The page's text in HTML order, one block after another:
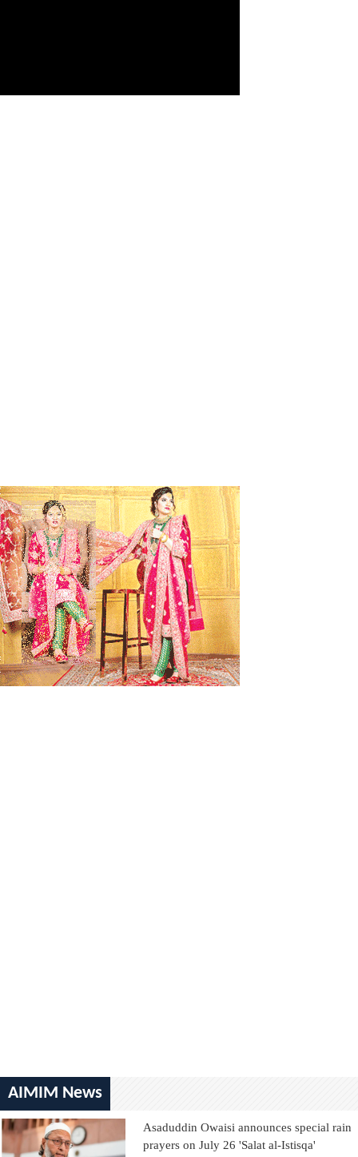
AIMIM News
Asaduddin Owaisi announces special rain
prayers on July 26 'Salat al-Istisqa'